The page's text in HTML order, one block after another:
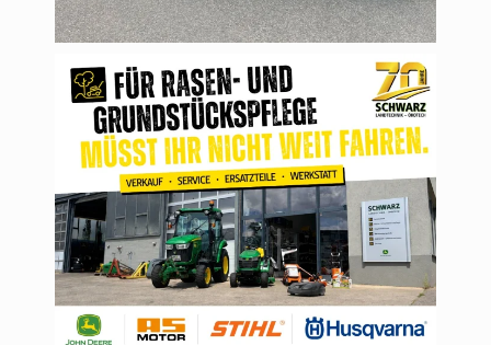
schwarzlandtechnik
Juli 30